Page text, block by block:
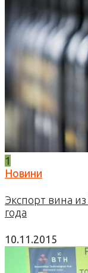
1
Новини
Экспорт вина
года
10.11.2015